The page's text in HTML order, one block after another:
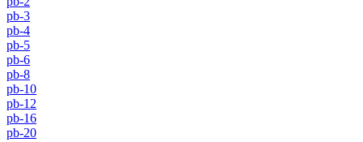
pb-3
pb-4
pb-5
pb-6
pb-8
pb-10
pb-12
pb-16
pb-20